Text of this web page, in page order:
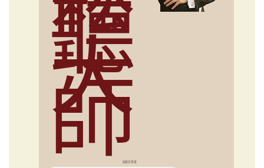
聽
大
師
俞國定導讀